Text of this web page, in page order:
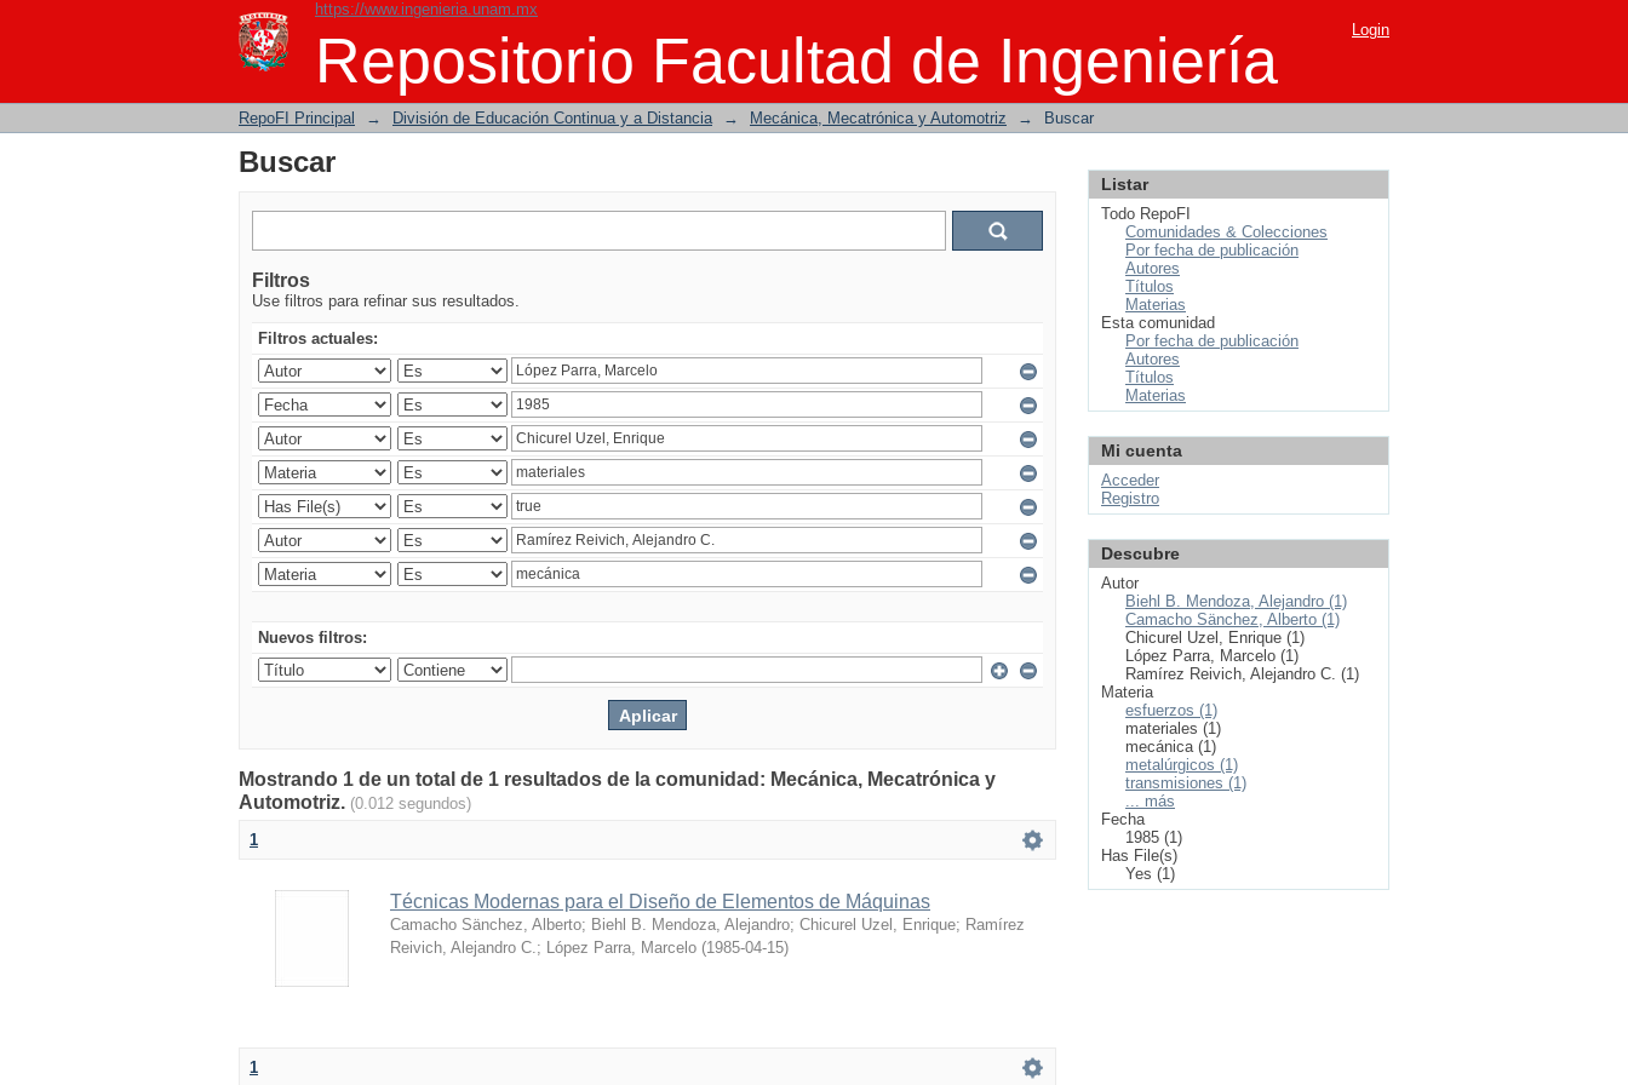
https://www.ingenieria.unam.mx
Repositorio Facultad de Ingeniería
Buscar Login
RepoFI Principal → División de Educación Continua y a Distancia → Mecánica, Mecatrónica y Automotriz → Buscar
Buscar
Filtros
Use filtros para refinar sus resultados.
Filtros actuales:
Nuevos filtros:
Mostrando 1 de un total de 1 resultados de la comunidad: Mecánica, Mecatrónica y
Automotriz. (0.012 segundos)
1
Técnicas Modernas para el Diseño de Elementos de Máquinas
Camacho Sänchez, Alberto; Biehl B. Mendoza, Alejandro; Chicurel Uzel, Enrique; Ramírez
Reivich, Alejandro C.; López Parra, Marcelo (1985-04-15)
1
Listar
Todo RepoFI
Comunidades & Colecciones
Por fecha de publicación
Autores
Títulos
Materias
Esta comunidad
Por fecha de publicación
Autores
Títulos
Materias
Mi cuenta
Acceder
Registro
Descubre
Autor
Biehl B. Mendoza, Alejandro (1)
Camacho Sänchez, Alberto (1)
Chicurel Uzel, Enrique (1)
López Parra, Marcelo (1)
Ramírez Reivich, Alejandro C. (1)
Materia
esfuerzos (1)
materiales (1)
mecánica (1)
metalúrgicos (1)
transmisiones (1)
... más
Fecha
1985 (1)
Has File(s)
Yes (1)